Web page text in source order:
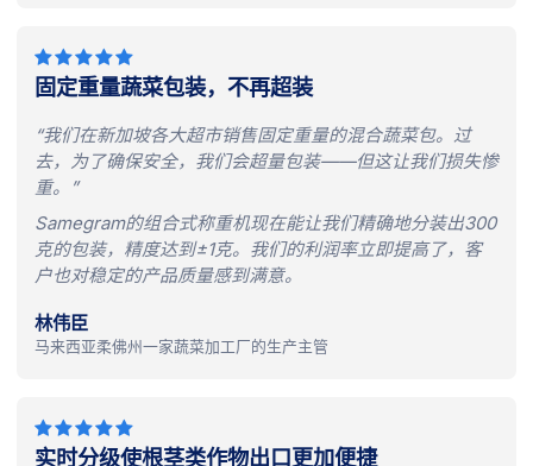
固定重量蔬菜包装，不再超装
“我们在新加坡各大超市销售固定重量的混合蔬菜包。过
去，为了确保安全，我们会超量包装——但这让我们损失惨
重。”
Samegram的组合式称重机现在能让我们精确地分装出300
克的包装，精度达到±1克。我们的利润率立即提高了，客
户也对稳定的产品质量感到满意。
林伟臣
马来西亚柔佛州一家蔬菜加工厂的生产主管
实时分级使根茎类作物出口更加便捷